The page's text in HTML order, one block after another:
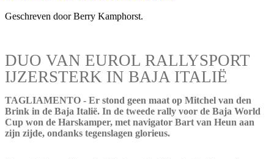
Geschreven door Berry Kamphorst.
DUO VAN EUROL RALLYSPORT
IJZERSTERK IN BAJA ITALIË
TAGLIAMENTO - Er stond geen maat op Mitchel van den
Brink in de Baja Italië. In de tweede rally voor de Baja World
Cup won de Harskamper, met navigator Bart van Heun aan
zijn zijde, ondanks tegenslagen glorieus.